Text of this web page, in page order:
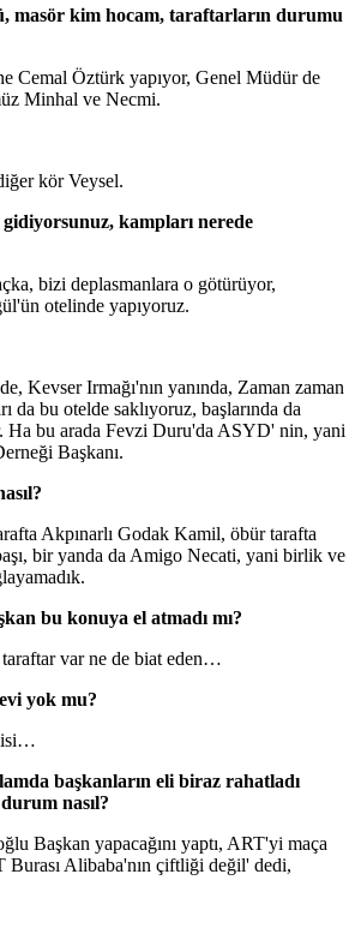
masör kim hocam, taraftarların durumu
Cemal Öztürk yapıyor, Genel Müdür de
Minhal ve Necmi.
kör Veysel.
kampları nerede
bizi deplasmanlara o götürüyor,
otelinde yapıyoruz.
Kevser Irmağı'nın yanında, Zaman zaman
da bu otelde saklıyoruz, başlarında da
Ha bu arada Fevzi Duru'da ASYD' nin, yani
Başkanı.
Akpınarlı Godak Kamil, öbür tarafta
bir yanda da Amigo Necati, yani birlik ve
bu konuya el atmadı mı?
taraftar var ne de biat eden…
yok mu?
başkanların eli biraz rahatladı
nasıl?
Başkan yapacağını yaptı, ART'yi maça
Burası Alibaba'nın çiftliği değil' dedi,